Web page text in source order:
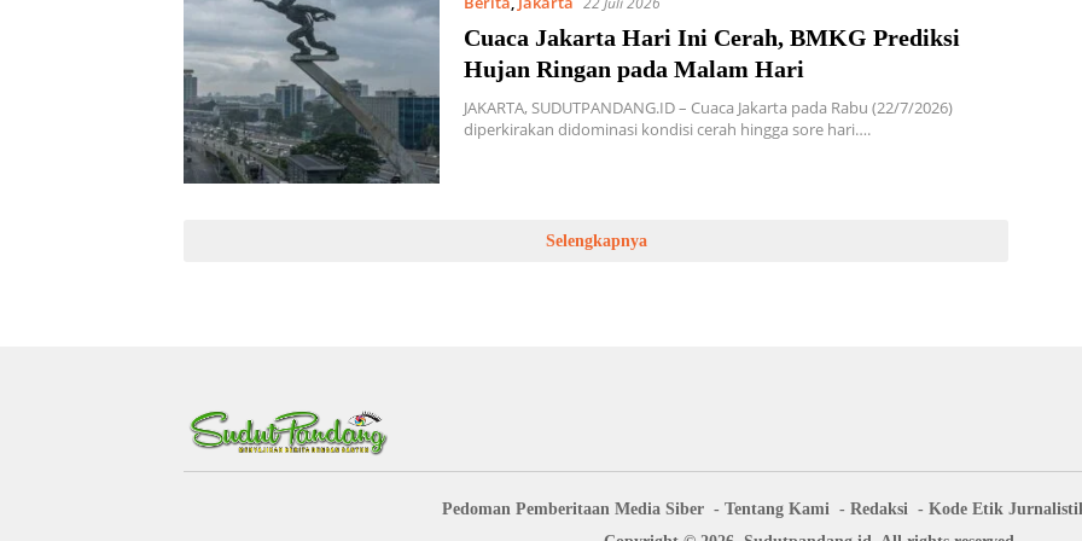
Cuaca Jakarta Hari Ini Cerah, BMKG Prediksi
Hujan Ringan pada Malam Hari
JAKARTA, SUDUTPANDANG.ID – Cuaca Jakarta pada Rabu (22/7/2026)
diperkirakan didominasi kondisi cerah hingga sore hari….
Selengkapnya
Pedoman Pemberitaan Media Siber Tentang Kami Redaksi Kode Etik